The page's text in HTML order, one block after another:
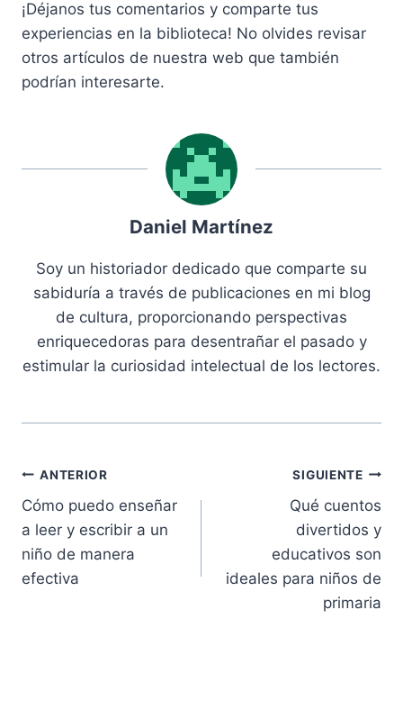
¡Déjanos tus comentarios y comparte tus
experiencias en la biblioteca! No olvides revisar
otros artículos de nuestra web que también
podrían interesarte.
Daniel Martínez
Soy un historiador dedicado que comparte su
sabiduría a través de publicaciones en mi blog
de cultura, proporcionando perspectivas
enriquecedoras para desentrañar el pasado y
estimular la curiosidad intelectual de los lectores.
Navegación
de
entradas
ANTERIOR
Cómo puedo enseñar
a leer y escribir a un
niño de manera
efectiva
SIGUIENTE
Qué cuentos
divertidos y
educativos son
ideales para niños de
primaria